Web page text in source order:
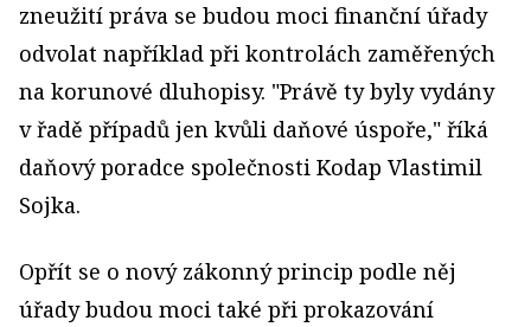
zneužití práva se budou moci finanční úřady
odvolat například při kontrolách zaměřených
na korunové dluhopisy. "Právě ty byly vydány
v řadě případů jen kvůli daňové úspoře," říká
daňový poradce společnosti Kodap Vlastimil
Sojka.
Opřít se o nový zákonný princip podle něj
úřady budou moci také při prokazování